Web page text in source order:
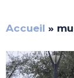
Accueil »